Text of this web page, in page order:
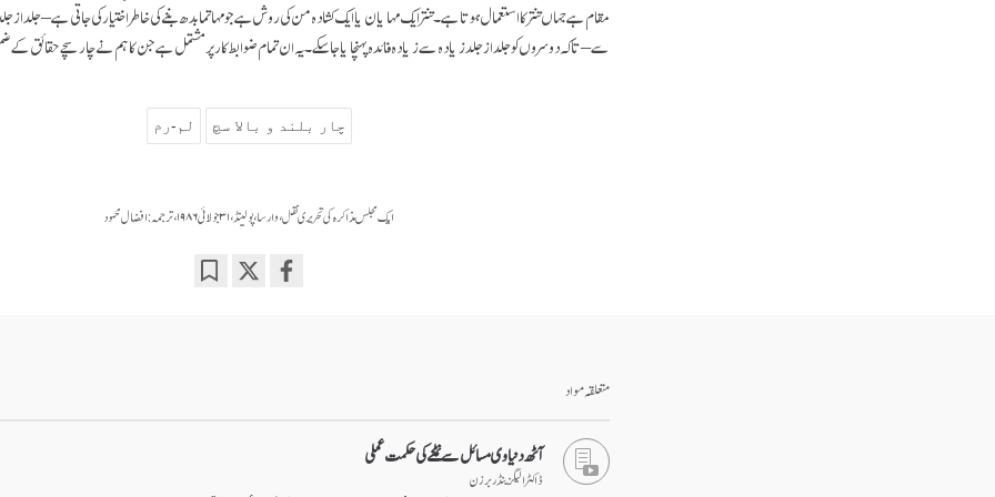
مقام ہے جہاں تنتر کا استعمال ہوتا ہے۔ تنتر ایک مہایان یا ایک کشادہ من کی روش ہے جو مہاتما بدھ بننے کی خاطر اختیار کی جاتی ہے – جلد از
سے – تا کہ دوسروں کو جلد از جلد زیادہ سے زیادہ فائدہ پہنچایا جا سکے۔ یہ ان تمام ضوابط کار پر مشتمل ہے جن کا ہم نے چار سچے حقائق
چار بلند و بالا سچ لم-رم
ایک مجلس مذاکرہ کی تحریری نقل، وارسا، پولینڈ، ۳۱ جولائی۱۹۸۶، ترجمہ: افضال محمود
متعلقہ مواد
آٹھ دنیاوی مسائل سے نمٹنے کی حکمت عملی
ڈاکٹر الیگزینڈر برزن